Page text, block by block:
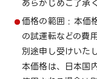
あらかじめご了承
価格の範囲 : 本価
の試運転などの費
別途申し受けいたし
本価格は、日本国